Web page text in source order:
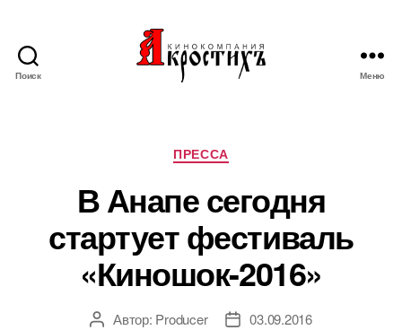
Поиск Меню
Рубрики
ПРЕССА
В Анапе сегодня
стартует фестиваль
«Киношок-2016»
АвторАвтор: Producer
Дата03.09.2016